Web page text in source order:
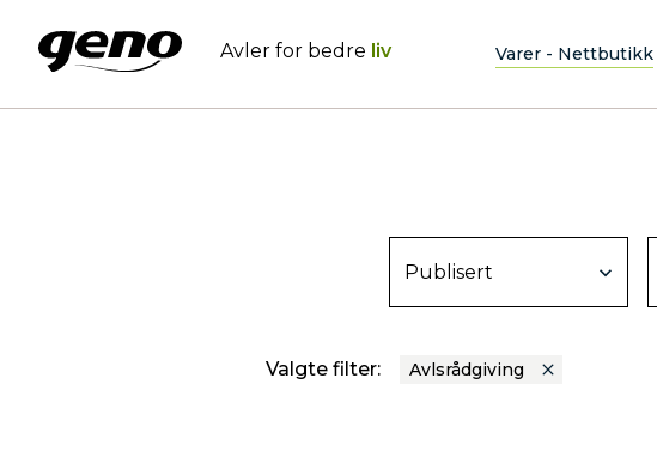
Avler for bedre liv Varer - Nettbutikk
Publisert
Valgte filter: Avlsrådgiving